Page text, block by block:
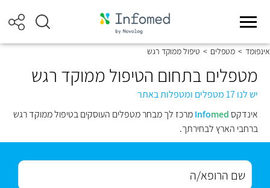
אינפומד > מטפלים > טיפול ממוקד רגש
מטפלים בתחום הטיפול ממוקד רגש
יש לנו 17 מטפלים ומטפלות באתר
אינדקס
Infomed
מרכז לך מבחר מטפלים העוסקים בטיפול ממוקד רגש
ברחבי הארץ לבחירתך.